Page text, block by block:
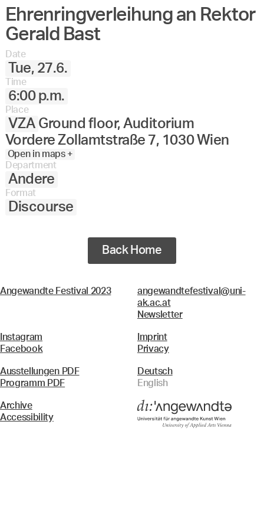
27. 28. 29. 30.Juni
Angewandte
Ehrenringverleihung an Rektor
Gerald Bast
Date
Tue, 27.6.
Time
6:00 p.m.
Place
VZA Ground floor, Auditorium
Vordere Zollamtstraße 7, 1030 Wien
Open in maps +
Department
Andere
Format
Discourse
Back Home
Angewandte Festival 2023
angewandtefestival@uni-
ak.ac.at
Newsletter
Instagram
Facebook
Imprint
Privacy
Ausstellungen PDF
Programm PDF
Deutsch
English
Archive
Accessibility